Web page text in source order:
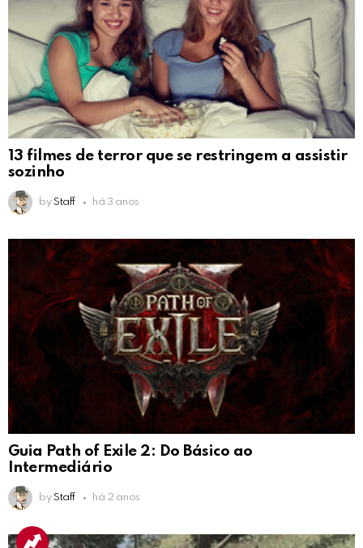
13 filmes de terror que se restringem a assistir
sozinho
by Staff há 3 anos
Guia Path of Exile 2: Do Básico ao
Intermediário
by Staff há 2 anos